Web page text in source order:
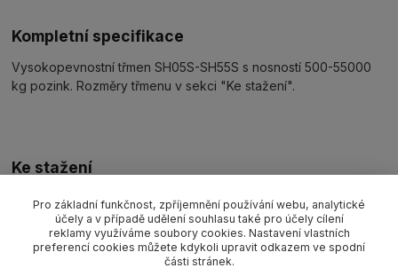
Kompletní specifikace
Vysokopevnostní třmen SH05S-SH55S s nosností 500-55000
kg pozink. Rozměry třmenu v sekci "Ke stažení".
Ke stažení
Technická specifikace
Zboží zařazeno v kategoriích
Pro základní funkčnost, zpříjemnění používání webu, analytické
účely a v případě udělení souhlasu také pro účely cílení
reklamy využíváme soubory cookies. Nastavení vlastních
preferencí cookies můžete kdykoli upravit odkazem ve spodní
části stránek.